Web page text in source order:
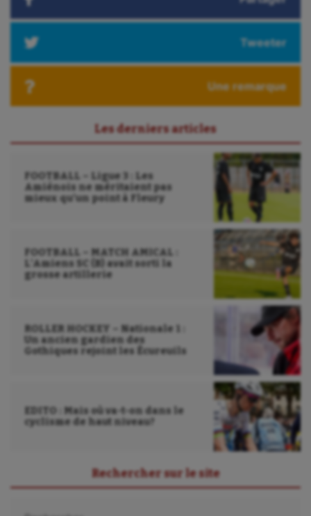
Tweeter
Une remarque
Les derniers articles
FOOTBALL – Ligue 3 : Les
Amiénois ne méritaient pas
mieux qu’un point à Fleury
FOOTBALL – MATCH AMICAL :
L’Amiens SC (B) avait sorti la
grosse artillerie
ROLLER HOCKEY – Nationale 1 :
Un ancien gardien des
Gothiques rejoint les Écureuils
EDITO : Mais où va-t-on dans le
cyclisme de haut niveau?
Rechercher sur le site